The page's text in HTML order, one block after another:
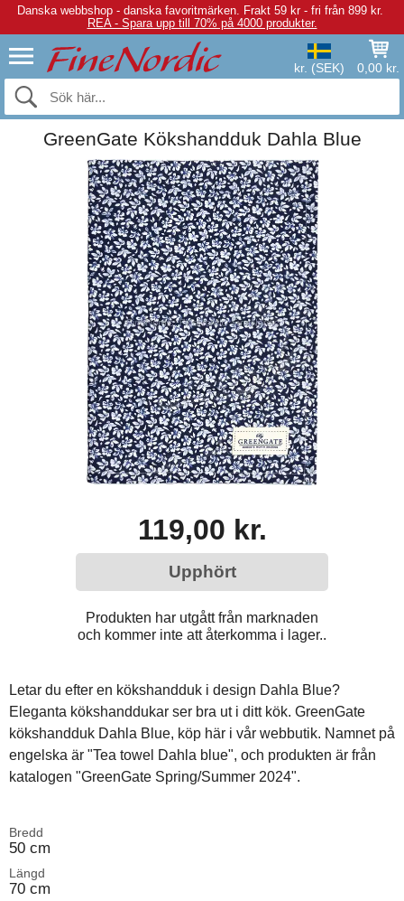
Danska webbshop - danska favoritmärken. Frakt 59 kr - fri från 899 kr.
REA - Spara upp till 70% på 4000 produkter.
kr. (SEK) 0,00 kr.
GreenGate Kökshandduk Dahla Blue
119,00 kr.
Upphört
Produkten har utgått från marknaden
och kommer inte att återkomma i lager..
Letar du efter en kökshandduk i design Dahla Blue?
Eleganta kökshanddukar ser bra ut i ditt kök. GreenGate
kökshandduk Dahla Blue, köp här i vår webbutik. Namnet på
engelska är "Tea towel Dahla blue", och produkten är från
katalogen "GreenGate Spring/Summer 2024".
Bredd
50 cm
Längd
70 cm